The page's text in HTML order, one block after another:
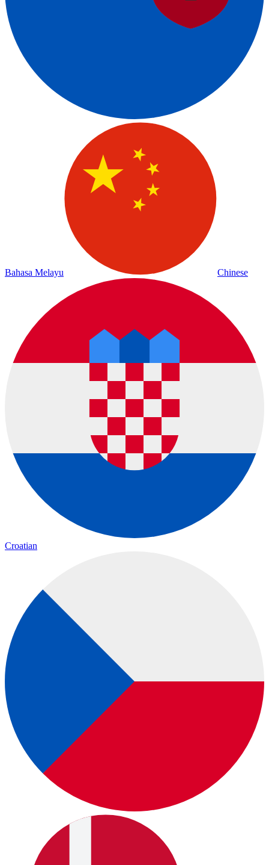
Bahasa Melayu Chinese
Croatian